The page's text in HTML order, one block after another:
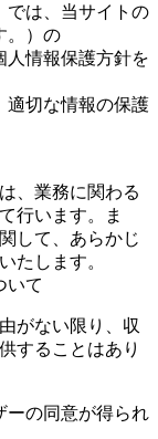
では、当サイトの
。）の
人情報保護方針を
適切な情報の保護
、業務に関わる
行います。ま
して、あらかじ
たします。
いて
がない限り、収
することはあり
ーの同意が得られ